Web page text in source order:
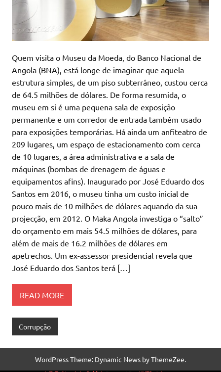
Quem visita o Museu da Moeda, do Banco Nacional de
Angola (BNA), está longe de imaginar que aquela
estrutura simples, de um piso subterrâneo, custou cerca
de 64.5 milhões de dólares. De forma resumida, o
museu em si é uma pequena sala de exposição
permanente e um corredor de entrada também usado
para exposições temporárias. Há ainda um anfiteatro de
209 lugares, um espaço de estacionamento com cerca
de 10 lugares, a área administrativa e a sala de
máquinas (bombas de drenagem de águas e
equipamentos afins). Inaugurado por José Eduardo dos
Santos em 2016, o museu tinha um custo inicial de
pouco mais de 10 milhões de dólares aquando da sua
projecção, em 2012. O Maka Angola investiga o “salto”
do orçamento em mais 54.5 milhões de dólares, para
além de mais de 16.2 milhões de dólares em
apetrechos. Um ex-assessor presidencial revela que
José Eduardo dos Santos terá […]
READ MORE
Corrupção
WordPress Theme: Dynamic News by ThemeZee.